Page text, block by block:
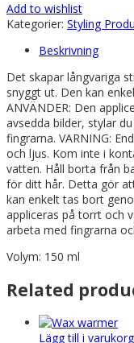
Add to wishlist
Kategorier: Styling
Beskrivning
Det skapar långvariga
snyggt ut. Den kan
ANVÄNDER: Den
avsedda bilder, stylar
fingrarna. VARNING:
och ljus. Kom inte i
vatten. Håll borta från
för ditt hår. Detta gör
kan enkelt tas bort
appliceras på torrt och
arbeta med fingrarna
Volym: 150 ml
Related
Lägg till i varukorg